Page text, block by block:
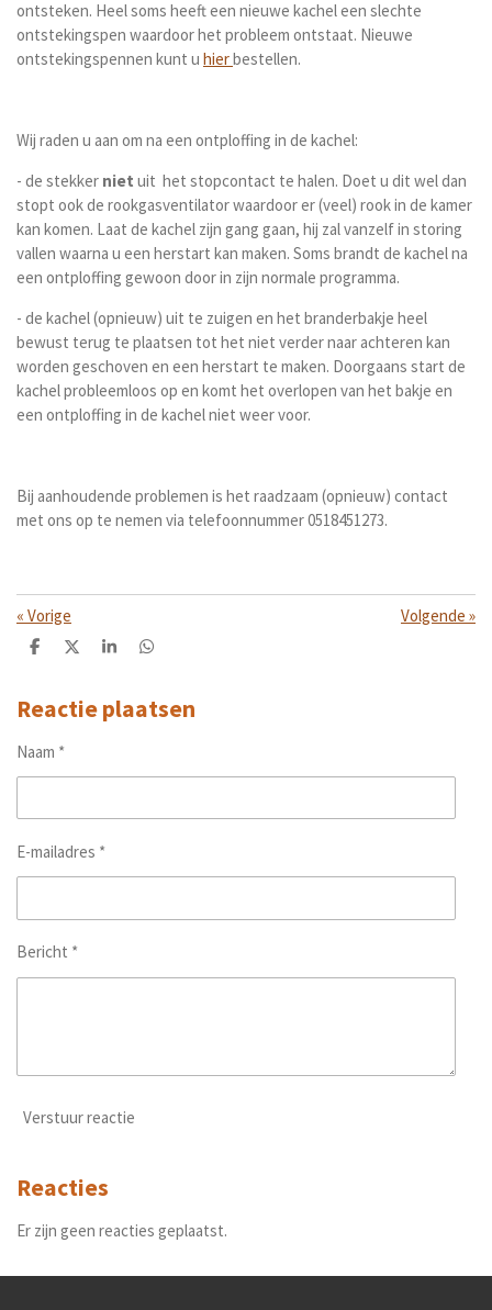
ontsteken. Heel soms heeft een nieuwe kachel een slechte
ontstekingspen waardoor het probleem ontstaat. Nieuwe
ontstekingspennen kunt u hierbestellen.
Wij raden u aan om na een ontploffing in de kachel:
- de stekker niet uit het stopcontact te halen. Doet u dit wel dan
stopt ook de rookgasventilator waardoor er (veel) rook in de kamer
kan komen. Laat de kachel zijn gang gaan, hij zal vanzelf in storing
vallen waarna u een herstart kan maken. Soms brandt de kachel na
een ontploffing gewoon door in zijn normale programma.
- de kachel (opnieuw) uit te zuigen en het branderbakje heel
bewust terug te plaatsen tot het niet verder naar achteren kan
worden geschoven en een herstart te maken. Doorgaans start de
kachel probleemloos op en komt het overlopen van het bakje en
een ontploffing in de kachel niet weer voor.
Bij aanhoudende problemen is het raadzaam (opnieuw) contact
met ons op te nemen via telefoonnummer 0518451273.
« Vorige Volgende »
D
e
n
D
l
S
r
e
D
e
n
Reactie plaatsen
Naam *
E-mailadres *
Bericht *
Verstuur reactie
Reacties
Er zijn geen reacties geplaatst.